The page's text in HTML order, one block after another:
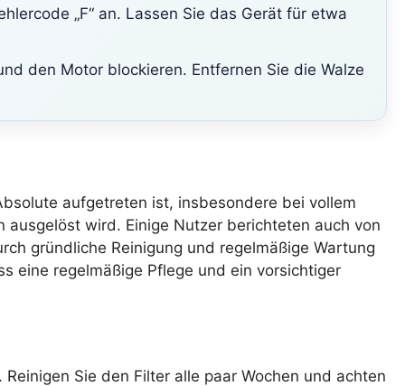
„F“ an. Lassen Sie das Gerät für etwa
den Motor blockieren. Entfernen Sie die Walze
aufgetreten ist, insbesondere bei vollem
wird. Einige Nutzer berichteten auch von
gründliche Reinigung und regelmäßige Wartung
eine regelmäßige Pflege und ein vorsichtiger
Sie den Filter alle paar Wochen und achten